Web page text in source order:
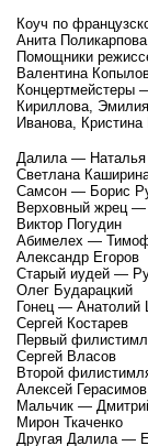
Коуч по
Анита Поликарпова
Помощники
Валентина
Концертмейстеры
Кириллова,
Иванова,
Далила — Наталья
Светлана
Самсон — Борис
Верховный жрец —
Виктор Погудин
Абимелех —
Александр Егоров
Старый иудей —
Олег Бударацкий
Гонец — Анатолий
Сергей Костарев
Первый
Сергей Власов
Второй
Алексей
Мальчик —
Мирон Ткаченко
Другая Далила —